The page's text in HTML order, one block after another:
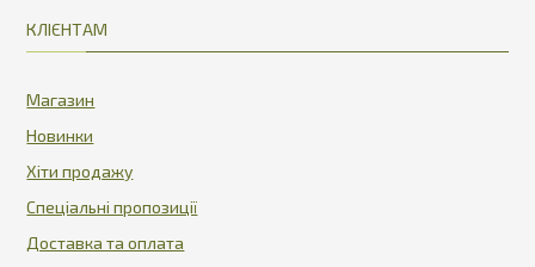
КЛІЄНТАМ
Магазин
Новинки
Хіти продажу
Спеціальні пропозиції
Доставка та оплата